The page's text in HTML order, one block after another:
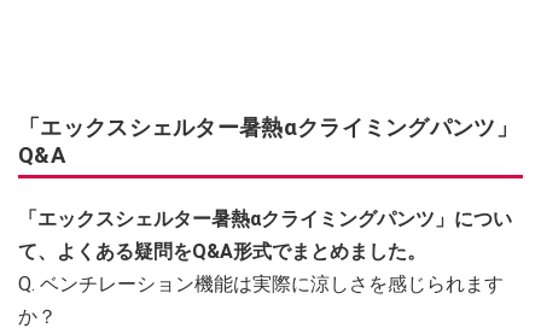
「エックスシェルター暑熱αクライミングパンツ」
Q&A
「エックスシェルター暑熱αクライミングパンツ」につい
て、よくある疑問をQ&A形式でまとめました。
Q. ベンチレーション機能は実際に涼しさを感じられます
か？